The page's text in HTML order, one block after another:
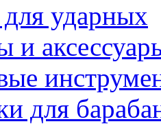
ударных
и
для